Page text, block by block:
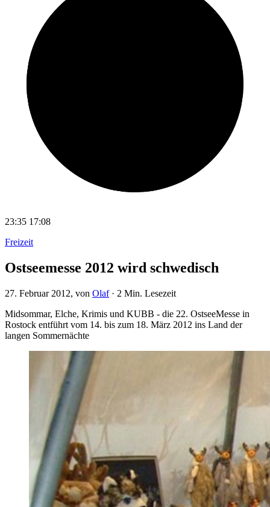
23:35 17:08
Freizeit
Ostseemesse 2012 wird schwedisch
27. Februar 2012, von Olaf· 2 Min. Lesezeit
Midsommar, Elche, Krimis und KUBB - die 22. OstseeMesse in
Rostock entführt vom 14. bis zum 18. März 2012 ins Land der
langen Sommernächte